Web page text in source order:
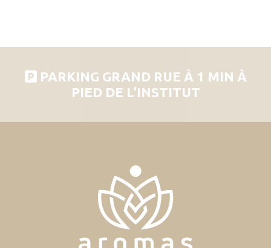
PARKING GRAND RUE À 1 MIN À
PIED DE L’INSTITUT